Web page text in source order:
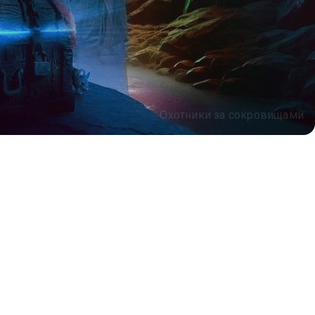
Охотники за сокровищами